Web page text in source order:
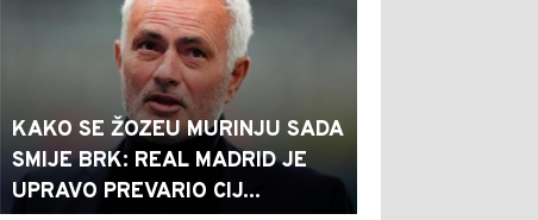
KAKO SE ŽOZEU MURINJU SADA
SMIJE BRK: REAL MADRID JE
UPRAVO PREVARIO CIJ...